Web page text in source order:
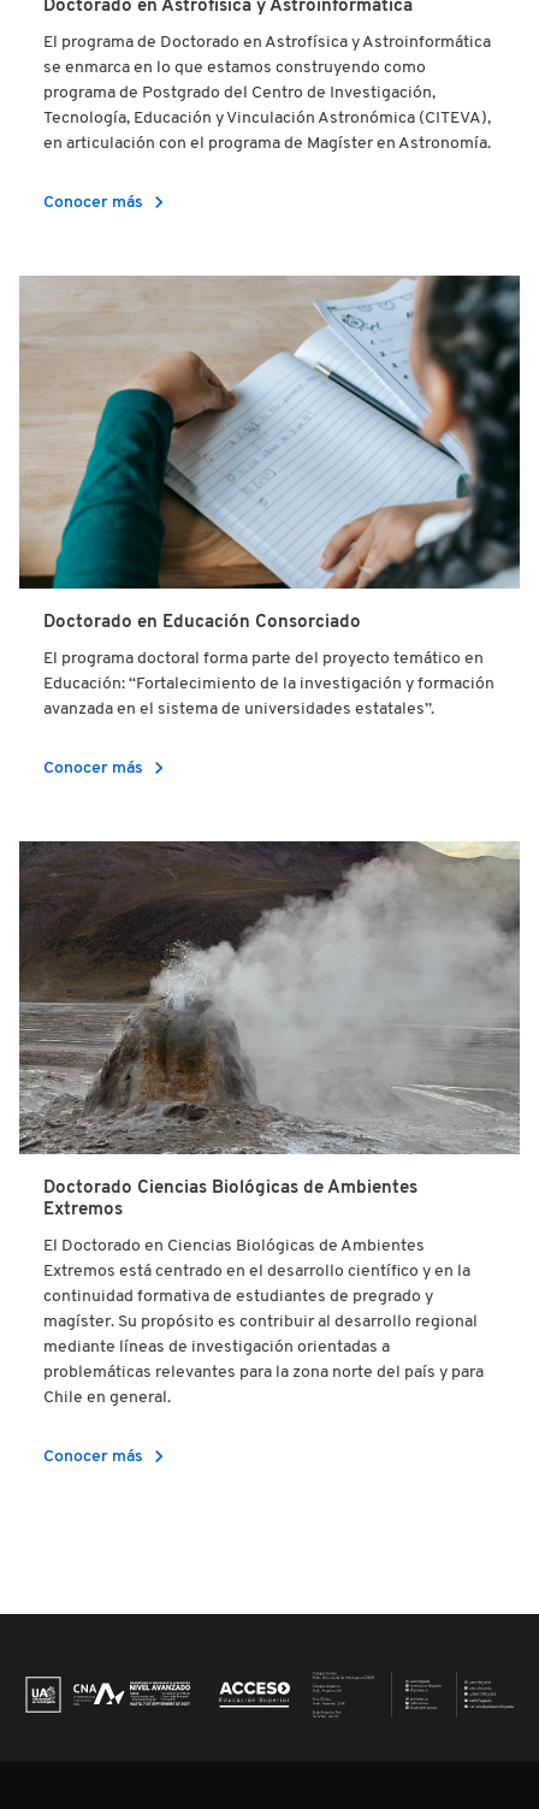
Doctorado en Astrofísica y Astroinformática
El programa de Doctorado en Astrofísica y Astroinformática
se enmarca en lo que estamos construyendo como
programa de Postgrado del Centro de Investigación,
Tecnología, Educación y Vinculación Astronómica (CITEVA),
en articulación con el programa de Magíster en Astronomía.
Conocer más chevron_right
Doctorado en Educación Consorciado
El programa doctoral forma parte del proyecto temático en
Educación: “Fortalecimiento de la investigación y formación
avanzada en el sistema de universidades estatales”.
Conocer más chevron_right
Doctorado Ciencias Biológicas de Ambientes
Extremos
El Doctorado en Ciencias Biológicas de Ambientes
Extremos está centrado en el desarrollo científico y en la
continuidad formativa de estudiantes de pregrado y
magíster. Su propósito es contribuir al desarrollo regional
mediante líneas de investigación orientadas a
problemáticas relevantes para la zona norte del país y para
Chile en general.
Conocer más chevron_right